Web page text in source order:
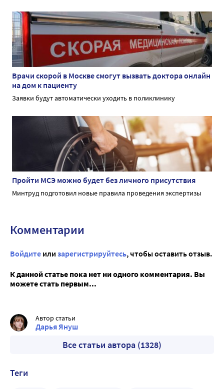
Врачи скорой в Москве смогут вызвать доктора онлайн
на дом к пациенту
Заявки будут автоматически уходить в поликлинику
Пройти МСЭ можно будет без личного присутствия
Минтруд подготовил новые правила проведения экспертизы
Комментарии
Войдите или зарегистрируйтесь, чтобы оставить отзыв.
К данной статье пока нет ни одного комментария. Вы
можете стать первым...
Автор статьи
Дарья Януш
Все статьи автора (1328)
Теги